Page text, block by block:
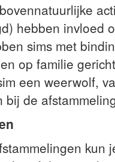
hebben invloed
sims met
op familie
een weerwolf,
bij de
kun